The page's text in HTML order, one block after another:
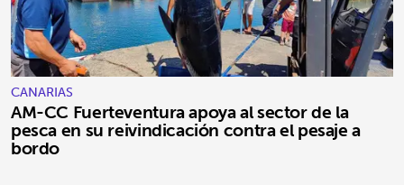
CANARIAS
AM-CC Fuerteventura apoya al sector de la
pesca en su reivindicación contra el pesaje a
bordo